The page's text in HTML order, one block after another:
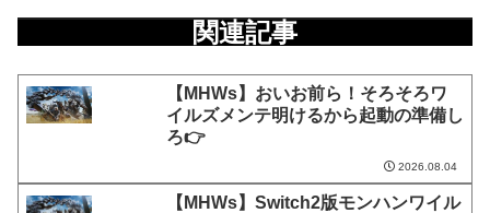
関連記事
【MHWs】おいお前ら！そろそろワ
イルズメンテ明けるから起動の準備し
ろ👉
2026.08.04
【MHWs】Switch2版モンハンワイル